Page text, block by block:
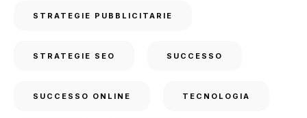
STRATEGIE PUBBLICITARIE
STRATEGIE SEO SUCCESSO
SUCCESSO ONLINE TECNOLOGIA